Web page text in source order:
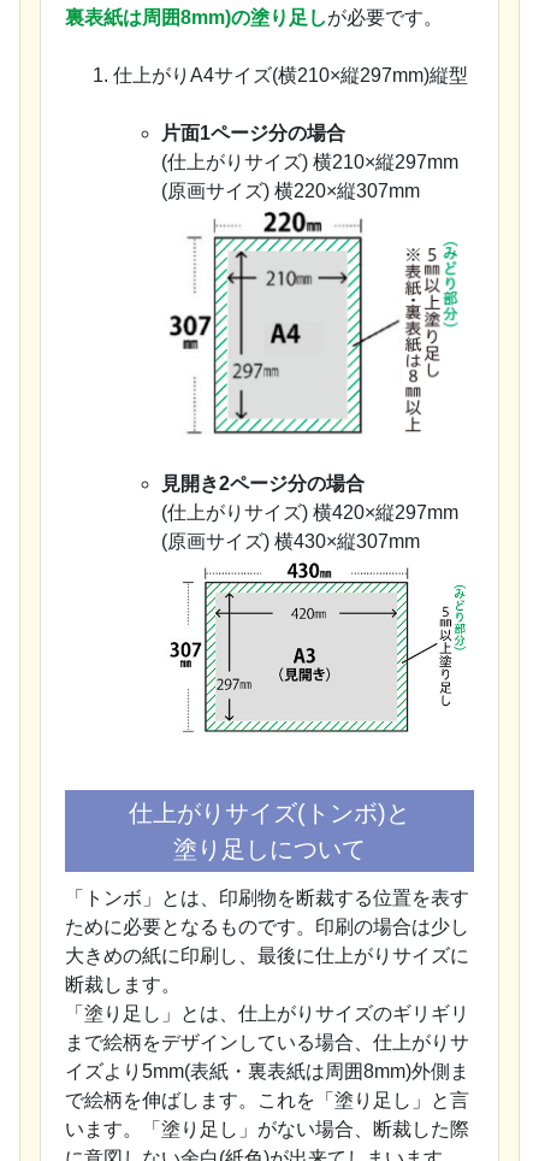
裏表紙は周囲8mm)の塗り足しが必要です。
仕上がりA4サイズ(横210×縦297mm)縦型
片面1ページ分の場合
(仕上がりサイズ) 横210×縦297mm
(原画サイズ) 横220×縦307mm
見開き2ページ分の場合
(仕上がりサイズ) 横420×縦297mm
(原画サイズ) 横430×縦307mm
仕上がりサイズ(トンボ)と
塗り足しについて
「トンボ」とは、印刷物を断裁する位置を表す
ために必要となるものです。印刷の場合は少し
大きめの紙に印刷し、最後に仕上がりサイズに
断裁します。
「塗り足し」とは、仕上がりサイズのギリギリ
まで絵柄をデザインしている場合、仕上がりサ
イズより5mm(表紙・裏表紙は周囲8mm)外側ま
で絵柄を伸ばします。これを「塗り足し」と言
います。「塗り足し」がない場合、断裁した際